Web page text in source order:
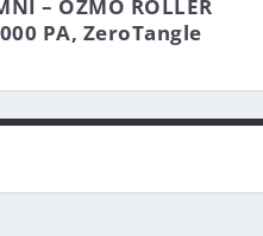
– OZMO ROLLER
PA, ZeroTangle